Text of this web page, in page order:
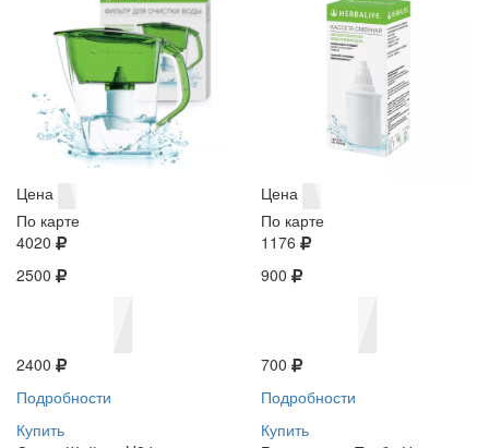
Цена
По карте
4020
2500
2400
Подробности
Купить
Цена
По карте
1176
900
700
Подробности
Купить